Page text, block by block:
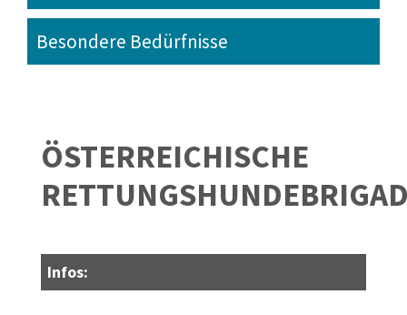
Besondere Bedürfnisse
ÖSTERREICHISCHE
Infos: